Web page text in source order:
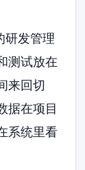
研发管理
测试放在
来回切
据在项目
系统里看